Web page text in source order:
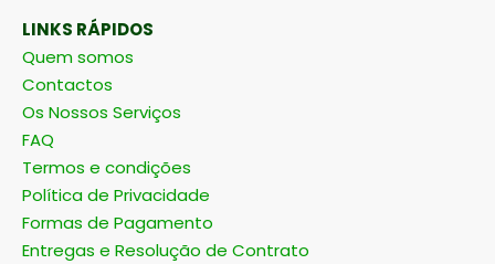
LINKS RÁPIDOS
Quem somos
Contactos
Os Nossos Serviços
FAQ
Termos e condições
Política de Privacidade
Formas de Pagamento
Entregas e Resolução de Contrato